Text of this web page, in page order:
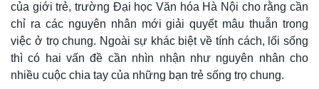
của giới trẻ, trường Đại học Văn hóa Hà Nội cho rằng cần
chỉ ra các nguyên nhân mới giải quyết mâu thuẫn trong
việc ở trọ chung. Ngoài sự khác biệt về tính cách, lối sống
thì có hai vấn đề cần nhìn nhận như nguyên nhân cho
nhiều cuộc chia tay của những bạn trẻ sống trọ chung.